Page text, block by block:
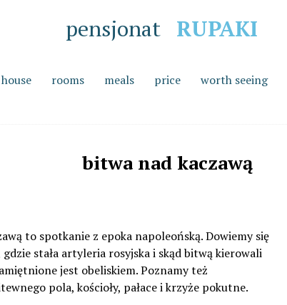
pensjonat RUPAKI
rooms meals price worth seeing
bitwa nad kaczawą
to spotkanie z epoka napoleońską. Dowiemy się
gdzie stała artyleria rosyjska i skąd bitwą kierowali
jest obeliskiem. Poznamy też
pola, kościoły, pałace i krzyże pokutne.